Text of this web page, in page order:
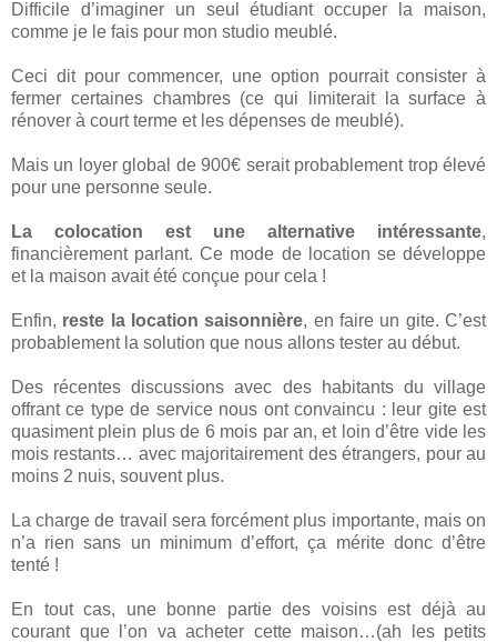
Difficile d’imaginer un seul étudiant occuper la maison,
comme je le fais pour mon studio meublé.
Ceci dit pour commencer, une option pourrait consister à
fermer certaines chambres (ce qui limiterait la surface à
rénover à court terme et les dépenses de meublé).
Mais un loyer global de 900€ serait probablement trop élevé
pour une personne seule.
La colocation est une alternative intéressante,
financièrement parlant. Ce mode de location se développe
et la maison avait été conçue pour cela !
Enfin, reste la location saisonnière, en faire un gite. C’est
probablement la solution que nous allons tester au début.
Des récentes discussions avec des habitants du village
offrant ce type de service nous ont convaincu : leur gite est
quasiment plein plus de 6 mois par an, et loin d’être vide les
mois restants… avec majoritairement des étrangers, pour au
moins 2 nuis, souvent plus.
La charge de travail sera forcément plus importante, mais on
n’a rien sans un minimum d’effort, ça mérite donc d’être
tenté !
En tout cas, une bonne partie des voisins est déjà au
courant que l’on va acheter cette maison…(ah les petits